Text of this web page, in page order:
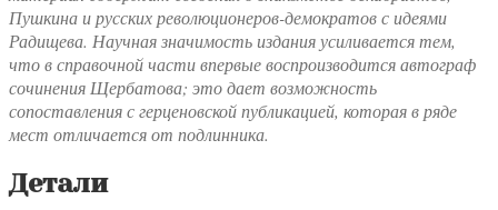
Пушкина и русских революционеров-демократов с идеями
Радищева. Научная значимость издания усиливается тем,
что в справочной части впервые воспроизводится автограф
сочинения Щербатова; это дает возможность
сопоставления с герценовской публикацией, которая в ряде
мест отличается от подлинника.
Детали